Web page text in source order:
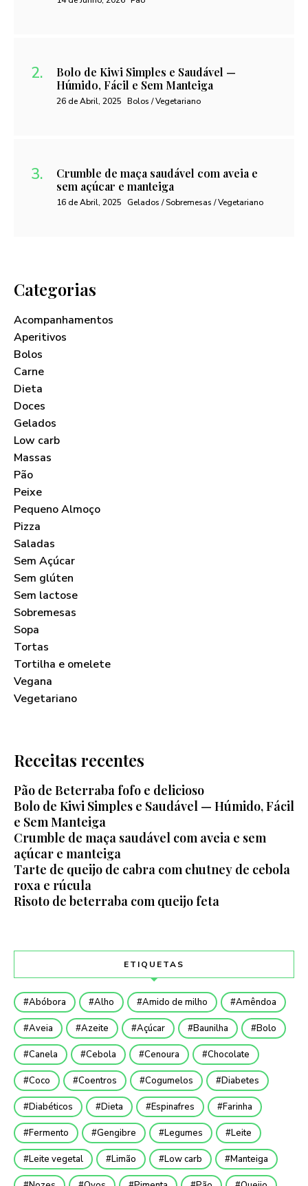
Bolo de Kiwi Simples e Saudável —
Húmido, Fácil e Sem Manteiga
26 de Abril, 2025 Bolos / Vegetariano
Crumble de maça saudável com aveia e
sem açúcar e manteiga
16 de Abril, 2025 Gelados / Sobremesas / Vegetariano
Categorias
Acompanhamentos
Aperitivos
Bolos
Carne
Dieta
Doces
Gelados
Low carb
Massas
Pão
Peixe
Pequeno Almoço
Pizza
Saladas
Sem Açúcar
Sem glúten
Sem lactose
Sobremesas
Sopa
Tortas
Tortilha e omelete
Vegana
Vegetariano
Receitas recentes
Pão de Beterraba fofo e delicioso
Bolo de Kiwi Simples e Saudável — Húmido, Fácil
e Sem Manteiga
Crumble de maça saudável com aveia e sem
açúcar e manteiga
Tarte de queijo de cabra com chutney de cebola
roxa e rúcula
Risoto de beterraba com queijo feta
ETIQUETAS
Abóbora Alho Amido de milho Amêndoa
Aveia Azeite Açúcar Baunilha Bolo
Canela Cebola Cenoura Chocolate
Coco Coentros Cogumelos Diabetes
Diabéticos Dieta Espinafres Farinha
Fermento Gengibre Legumes Leite
Leite vegetal Limão Low carb Manteiga